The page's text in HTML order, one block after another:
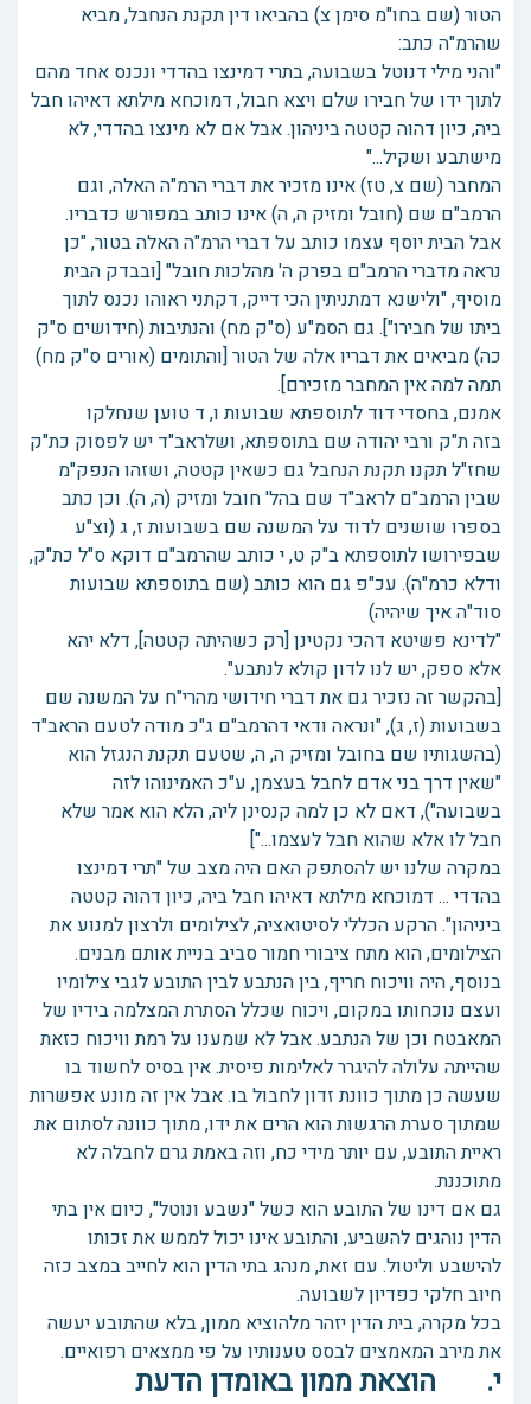
הטור (שם בחו"מ סימן צ) בהביאו דין תקנת הנחבל, מביא
שהרמ"ה כתב:
"והני מילי דנוטל בשבועה, בתרי דמינצו בהדדי ונכנס אחד מהם
לתוך ידו של חבירו שלם ויצא חבול, דמוכחא מילתא דאיהו חבל
ביה, כיון דהוה קטטה ביניהון. אבל אם לא מינצו בהדדי, לא
מישתבע ושקיל..."
המחבר (שם צ, טז) אינו מזכיר את דברי הרמ"ה האלה, וגם
הרמב"ם שם (חובל ומזיק ה, ה) אינו כותב במפורש כדבריו.
אבל הבית יוסף עצמו כותב על דברי הרמ"ה האלה בטור, "כן
נראה מדברי הרמב"ם בפרק ה' מהלכות חובל" [ובבדק הבית
מוסיף, "ולישנא דמתניתין הכי דייק, דקתני ראוהו נכנס לתוך
ביתו של חבירו"]. גם הסמ"ע (ס"ק מח) והנתיבות (חידושים ס"ק
כה) מביאים את דבריו אלה של הטור [והתומים (אורים ס"ק מח)
תמה למה אין המחבר מזכירם].
אמנם, בחסדי דוד לתוספתא שבועות ו, ד טוען שנחלקו
בזה ת"ק ורבי יהודה שם בתוספתא, ושלראב"ד יש לפסוק כת"ק
שחז"ל תקנו תקנת הנחבל גם כשאין קטטה, ושזהו הנפק"מ
שבין הרמב"ם לראב"ד שם בהל' חובל ומזיק (ה, ה). וכן כתב
בספרו שושנים לדוד על המשנה שם בשבועות ז, ג (וצ"ע
שבפירושו לתוספתא ב"ק ט, י כותב שהרמב"ם דוקא ס"ל כת"ק,
ודלא כרמ"ה). עכ"פ גם הוא כותב (שם בתוספתא שבועות
סוד"ה איך שיהיה)
"לדינא פשיטא דהכי נקטינן [רק כשהיתה קטטה], דלא יהא
אלא ספק, יש לנו לדון קולא לנתבע".
[בהקשר זה נזכיר גם את דברי חידושי מהרי"ח על המשנה שם
בשבועות (ז, ג), "ונראה ודאי דהרמב"ם ג"כ מודה לטעם הראב"ד
(בהשגותיו שם בחובל ומזיק ה, ה, שטעם תקנת הנגזל הוא
"שאין דרך בני אדם לחבל בעצמן, ע"כ האמינוהו לזה
בשבועה"), דאם לא כן למה קנסינן ליה, הלא הוא אמר שלא
חבל לו אלא שהוא חבל לעצמו..."]
במקרה שלנו יש להסתפק האם היה מצב של "תרי דמינצו
בהדדי ... דמוכחא מילתא דאיהו חבל ביה, כיון דהוה קטטה
ביניהון". הרקע הכללי לסיטואציה, לצילומים ולרצון למנוע את
הצילומים, הוא מתח ציבורי חמור סביב בניית אותם מבנים.
בנוסף, היה וויכוח חריף, בין הנתבע לבין התובע לגבי צילומיו
ועצם נוכחותו במקום, ויכוח שכלל הסתרת המצלמה בידיו של
המאבטח וכן של הנתבע. אבל לא שמענו על רמת וויכוח כזאת
שהייתה עלולה להיגרר לאלימות פיסית. אין בסיס לחשוד בו
שעשה כן מתוך כוונת זדון לחבול בו. אבל אין זה מונע אפשרות
שמתוך סערת הרגשות הוא הרים את ידו, מתוך כוונה לסתום את
ראיית התובע, עם יותר מידי כח, וזה באמת גרם לחבלה לא
מתוכננת.
גם אם דינו של התובע הוא כשל "נשבע ונוטל", כיום אין בתי
הדין נוהגים להשביע, והתובע אינו יכול לממש את זכותו
להישבע וליטול. עם זאת, מנהג בתי הדין הוא לחייב במצב כזה
חיוב חלקי כפדיון לשבועה.
בכל מקרה, בית הדין יזהר מלהוציא ממון, בלא שהתובע יעשה
את מירב המאמצים לבסס טענותיו על פי ממצאים רפואיים.
י. הוצאת ממון באומדן הדעת